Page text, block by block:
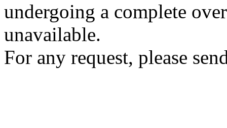
undergoing a complete
unavailable.
For any request, please